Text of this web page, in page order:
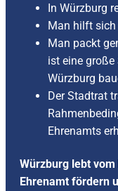
In Würzburg
Man hilft sich
Man packt
ist eine
Würzburg
Der Stadtrat
Ehrenamts
Würzburg lebt
Ehrenamt fördern